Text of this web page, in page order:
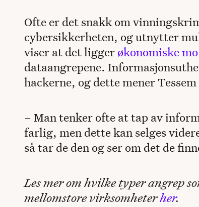
Ofte er det snakk om
cybersikkerheten, og utnytter
viser at det liggerøkonomiske
dataangrepene.
hackerne, og dette mener
– Man tenker ofte at tap av
farlig, men dette kan selges
så tar de den og ser om det de
Les mer om hvilke typer angrep
mellomstore virksomheterher.